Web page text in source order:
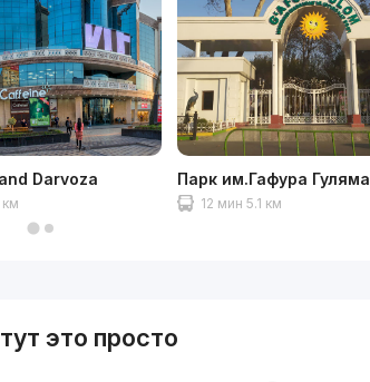
Darvoza
км
Парк им.Гафура Гуляма
12 мин 5.1 км
это просто